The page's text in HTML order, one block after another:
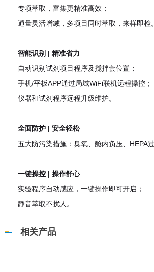
专项萃取，富集更精准高效；
通量灵活增减，多项目同时萃取，来样即检。
智能识别 | 精准省力
自动识别试剂项目程序及搅拌套位置；
手机/平板APP通过局域WiFi联机远程操控；
仪器和试剂程序远程升级维护。
全面防护 | 安全轻松
五大防污染措施：臭氧、舱内负压、HEPA
一键操控 | 操作舒心
实验程序自动感应，一键操作即可开启；
静音萃取不扰人。
相关产品